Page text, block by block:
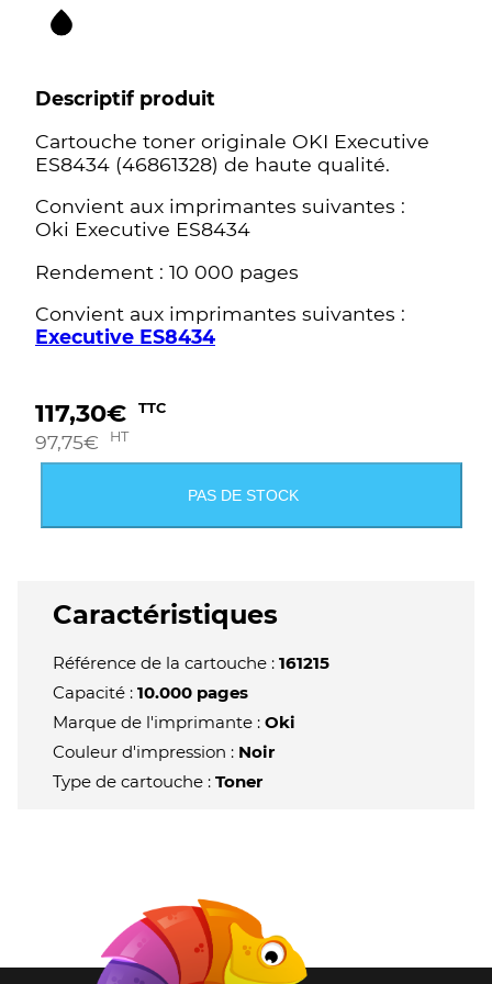
Descriptif produit
Cartouche toner originale OKI Executive
ES8434 (46861328) de haute qualité.
Convient aux imprimantes suivantes :
Oki Executive ES8434
Rendement : 10 000 pages
Convient aux imprimantes suivantes :
Executive ES8434
117,30€ TTC
97,75€ HT
PAS DE STOCK
Caractéristiques
Référence de la cartouche : 161215
Capacité : 10.000 pages
Marque de l'imprimante : Oki
Couleur d'impression : Noir
Type de cartouche : Toner